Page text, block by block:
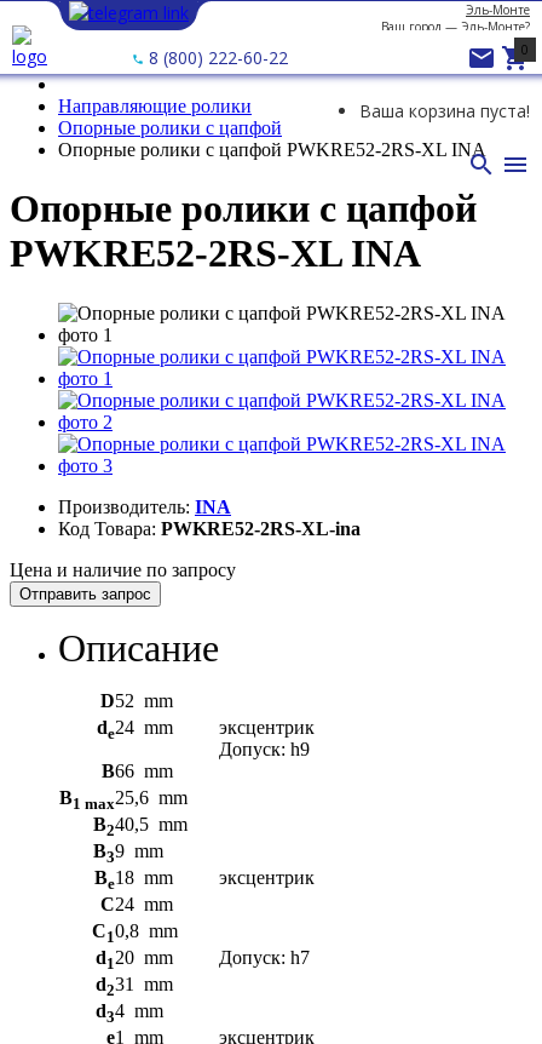
Эль-Монте
Ваш город — Эль-Монте?
8 (800) 222-60-22  
0
Ваша корзина пуста!
 
Направляющие ролики
Опорные ролики с цапфой
Опорные ролики с цапфой PWKRE52-2RS-XL INA
Опорные ролики с цапфой
PWKRE52-2RS-XL INA
Производитель: INA
Код Товара: PWKRE52-2RS-XL-ina
Цена и наличие по запросу
Отправить запрос
Описание
D52 mm
de24 mm
эксцентрик
Допуск: h9
B66 mm
B1 max25,6 mm
B240,5 mm
B39 mm
Be18 mm
эксцентрик
C24 mm
C10,8 mm
d120 mm
Допуск: h7
d231
mm
d34 mm
e1 mm
эксцентрик